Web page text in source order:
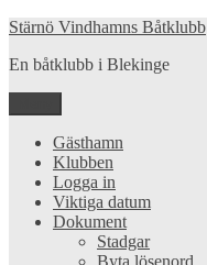
Hoppa
innehåll
Stärnö Vindhamns Båtklubb
En båtklubb i Blekinge
Gästhamn
Klubben
Logga in
Viktiga datum
Dokument
Stadgar
Byta lösenord